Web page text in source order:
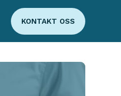
KONTAKT OSS